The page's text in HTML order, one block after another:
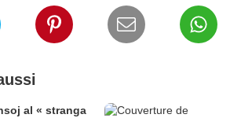
al « stranga